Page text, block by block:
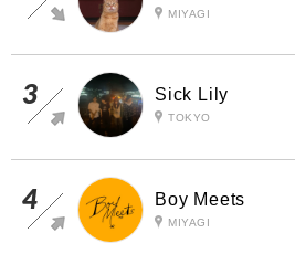
MIYAGI
Sick Lily
TOKYO
Boy Meets
MIYAGI